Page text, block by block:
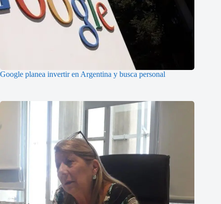
Google planea invertir en Argentina y busca personal